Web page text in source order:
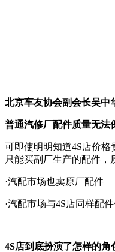
北京车友协会副会长吴中
普通汽修厂配件质量无法
可即使明明知道4S店价
只能买副厂生产的配件，
·汽配市场也卖原厂配件
·汽配市场与4S店同样配
4S店到底扮演了怎样的角